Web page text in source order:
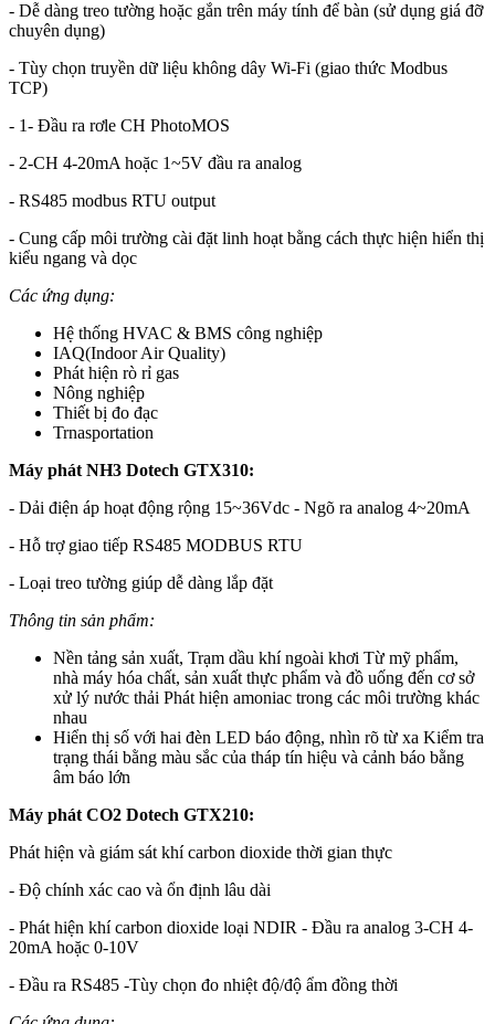
- Dễ dàng treo tường hoặc gắn trên máy tính để bàn (sử dụng giá đỡ
chuyên dụng)
- Tùy chọn truyền dữ liệu không dây Wi-Fi (giao thức Modbus
TCP)
- 1- Đầu ra rơle CH PhotoMOS
- 2-CH 4-20mA hoặc 1~5V đầu ra analog
- RS485 modbus RTU output
- Cung cấp môi trường cài đặt linh hoạt bằng cách thực hiện hiển thị
kiểu ngang và dọc
Các ứng dụng:
Hệ thống HVAC & BMS công nghiệp
IAQ(Indoor Air Quality)
Phát hiện rò rỉ gas
Nông nghiệp
Thiết bị đo đạc
Trnasportation
Máy phát NH3 Dotech GTX310:
- Dải điện áp hoạt động rộng 15~36Vdc - Ngõ ra analog 4~20mA
- Hỗ trợ giao tiếp RS485 MODBUS RTU
- Loại treo tường giúp dễ dàng lắp đặt
Thông tin sản phẩm:
Nền tảng sản xuất, Trạm dầu khí ngoài khơi Từ mỹ phẩm,
nhà máy hóa chất, sản xuất thực phẩm và đồ uống đến cơ sở
xử lý nước thải Phát hiện amoniac trong các môi trường khác
nhau
Hiển thị số với hai đèn LED báo động, nhìn rõ từ xa Kiểm tra
trạng thái bằng màu sắc của tháp tín hiệu và cảnh báo bằng
âm báo lớn
Máy phát CO2 Dotech GTX210:
Phát hiện và giám sát khí carbon dioxide thời gian thực
- Độ chính xác cao và ổn định lâu dài
- Phát hiện khí carbon dioxide loại NDIR - Đầu ra analog 3-CH 4-
20mA hoặc 0-10V
- Đầu ra RS485 -Tùy chọn đo nhiệt độ/độ ẩm đồng thời